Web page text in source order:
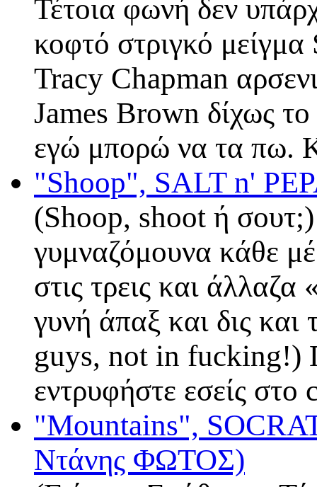
Τέτοια φωνή δεν
κοφτό στριγκό
Tracy Chapman
James Brown δίχως
εγώ μπορώ να τα πω.
"Shoop", SALT n'
(Shoop, shoot ή
γυμναζόμουνα κάθε
στις τρεις και
γυνή άπαξ και δις
guys, not in fucking!)
εντρυφήστε εσείς
"Mountains",
Ντάνης ΦΩΤΟΣ)